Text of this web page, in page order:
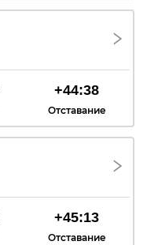
+44:38
Отставание
+45:13
Отставание